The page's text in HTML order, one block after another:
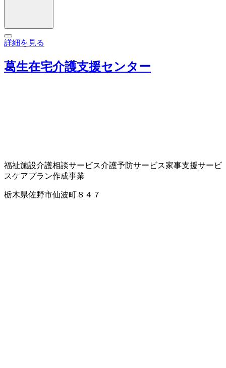
詳細を見る
葛生在宅介護支援センター
福祉施設介護相談サービス介護予防サービス家事支援サービ
スケアプラン作成事業
栃木県佐野市仙波町８４７